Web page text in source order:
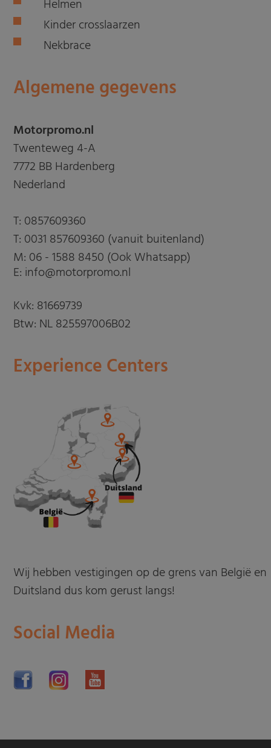
Helmen
Kinder crosslaarzen
Nekbrace
Algemene gegevens
Motorpromo.nl
Twenteweg 4-A
7772 BB Hardenberg
Nederland
T: 0857609360
T: 0031 857609360 (vanuit buitenland)
M: 06 - 1588 8450 (Ook Whatsapp)
E: info@motorpromo.nl
Kvk: 81669739
Btw: NL 825597006B02
Experience Centers
Wij hebben vestigingen op de grens van België en
Duitsland dus kom gerust langs!
Social Media